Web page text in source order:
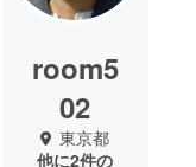
room5
02
東京都
他に2件の